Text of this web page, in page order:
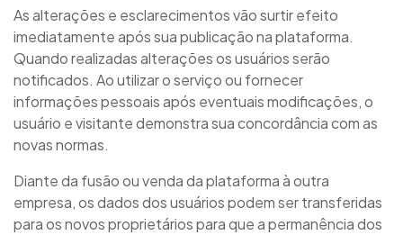
As alterações e esclarecimentos vão surtir efeito
imediatamente após sua publicação na plataforma.
Quando realizadas alterações os usuários serão
notificados. Ao utilizar o serviço ou fornecer
informações pessoais após eventuais modificações, o
usuário e visitante demonstra sua concordância com as
novas normas.
Diante da fusão ou venda da plataforma à outra
empresa, os dados dos usuários podem ser transferidas
para os novos proprietários para que a permanência dos